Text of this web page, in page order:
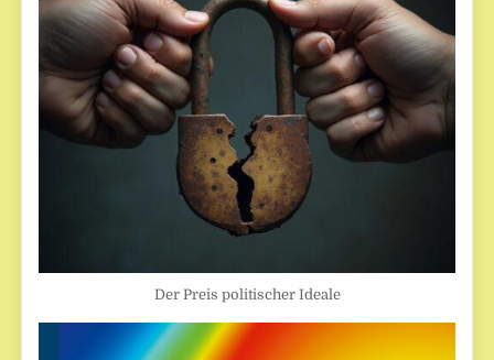
Der Preis politischer Ideale